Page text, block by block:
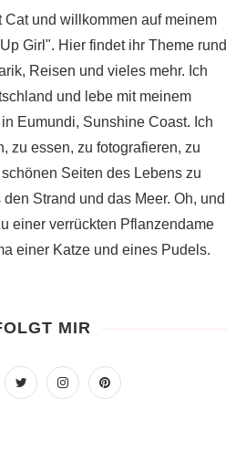
Cat und willkommen auf meinem
Girl". Hier findet ihr Theme rund
Reisen und vieles mehr. Ich
und lebe mit meinem
Eumundi, Sunshine Coast. Ich
zu essen, zu fotografieren, zu
Seiten des Lebens zu
Strand und das Meer. Oh, und
einer verrückten Pflanzendame
einer Katze und eines Pudels.
MIR